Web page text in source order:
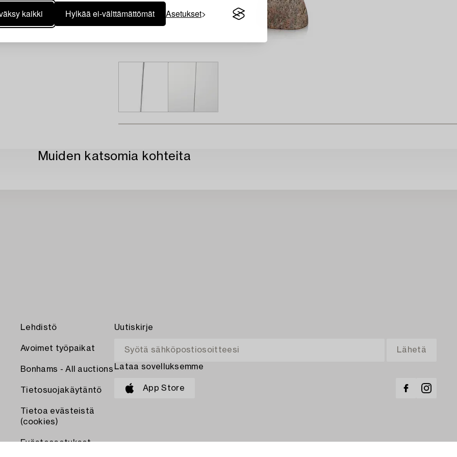
kaikki Hylkää ei-välttämättömät Asetukset
Muiden katsomia kohteita
Lehdistö
Avoimet työpaikat
Bonhams - All auctions
Tietosuojakäytäntö
Tietoa evästeistä
(cookies)
Evästeasetukset
Uutiskirje
Lataa sovelluksemme
App Store